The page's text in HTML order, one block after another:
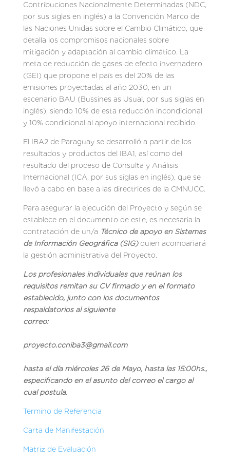
Contribuciones Nacionalmente Determinadas (NDC,
por sus siglas en inglés) a la Convención Marco de
las Naciones Unidas sobre el Cambio Climático, que
detalla los compromisos nacionales sobre
mitigación y adaptación al cambio climático. La
meta de reducción de gases de efecto invernadero
(GEI) que propone el país es del 20% de las
emisiones proyectadas al año 2030, en un
escenario BAU (Bussines as Usual, por sus siglas en
inglés), siendo 10% de esta reducción incondicional
y 10% condicional al apoyo internacional recibido.
El IBA2 de Paraguay se desarrolló a partir de los
resultados y productos del IBA1, así como del
resultado del proceso de Consulta y Análisis
Internacional (ICA, por sus siglas en inglés), que se
llevó a cabo en base a las directrices de la CMNUCC.
Para asegurar la ejecución del Proyecto y según se
establece en el documento de este, es necesaria la
contratación de un/a Técnico de apoyo en Sistemas
de Información Geográfica (SIG) quien acompañará
la gestión administrativa del Proyecto.
Los profesionales individuales que reúnan los
requisitos remitan su CV firmado y en el formato
establecido, junto con los documentos
respaldatorios al siguiente
correo:
proyecto.ccniba3@gmail.com
hasta el día miércoles 26 de Mayo, hasta las 15:00hs.,
especificando en el asunto del correo el cargo al
cual postula.
Termino de Referencia
Carta de Manifestación
Matriz de Evaluación